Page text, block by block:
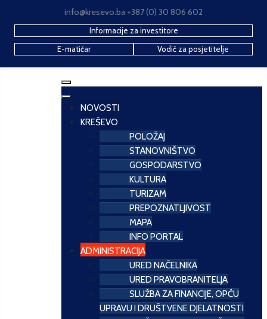
info@kresevo.ba +387 (0) 30 806 602
Informacije za investitore
E-matičar
Vodič za posjetitelje
NOVOSTI
KREŠEVO
POLOŽAJ
STANOVNIŠTVO
GOSPODARSTVO
KULTURA
TURIZAM
PREPOZNATLJIVOST
MAPA
INFO PORTAL
ADMINISTRACIJA
URED NAČELNIKA
URED PRAVOBRANITELJA
SLUŽBA ZA FINANCIJE, OPĆU
UPRAVU I DRUŠTVENE DJELATNOSTI